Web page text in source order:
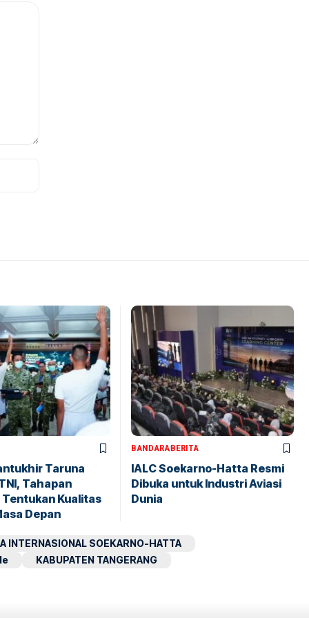
Taruna
Tahapan
Kualitas
Depan
BANDARABERITA
IALC Soekarno-Hatta Resmi
Dibuka untuk Industri Aviasi
Dunia
INTERNASIONAL SOEKARNO-HATTA
KABUPATEN TANGERANG